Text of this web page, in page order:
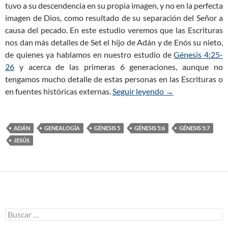
tuvo a su descendencia en su propia imagen, y no en la perfecta
imagen de Dios, como resultado de su separación del Señor a
causa del pecado. En este estudio veremos que las Escrituras
nos dan más detalles de Set el hijo de Adán y de Enós su nieto,
de quienes ya hablamos en nuestro estudio deGénesis 4:25-
26 y acerca de las primeras 6 generaciones, aunque no
tengamos mucho detalle de estas personas en las Escrituras o
en fuentes históricas externas.Seguir leyendo Génesis 5:6-20 –
→
ADÁN GENEALOGÍA GÉNESIS 5 GÉNESIS 5:6
GÉNESIS 5:7
JESÚS
B
u